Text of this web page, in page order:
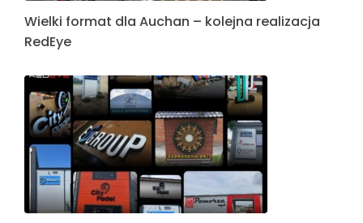
Wielki format dla Auchan – kolejna realizacja
RedEye